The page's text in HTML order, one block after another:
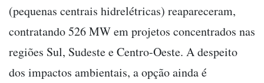
(pequenas centrais hidrelétricas) reapareceram,
contratando 526 MW em projetos concentrados nas
regiões Sul, Sudeste e Centro-Oeste. A despeito
dos impactos ambientais, a opção ainda é